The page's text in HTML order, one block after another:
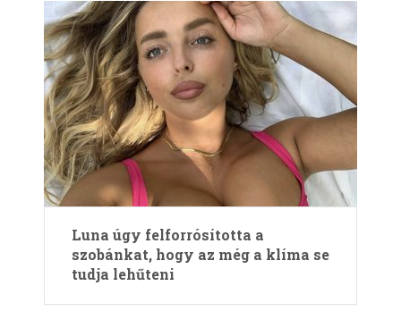
Luna úgy felforrósította a
szobánkat, hogy az még a klíma se
tudja lehűteni